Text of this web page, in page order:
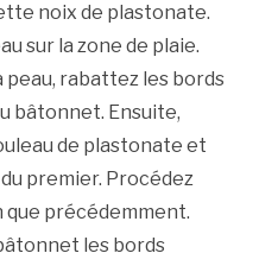
noix de plastonate.
sur la zone de plaie.
peau, rabattez les bords
bâtonnet. Ensuite,
de plastonate et
premier. Procédez
que précédemment.
les bords